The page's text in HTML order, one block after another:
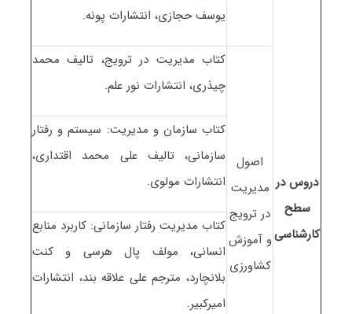
دروس در
سطح
کارشناسی
یوسف حجازی، انتشارات پونه.
اصول
مدیریت
در ترویج
و آموزش
کشاورزی
کتاب مدیریت در ترویج، تالیف محمد
چیذری، انتشارات نور علم.
کتاب سازمان و مدیریت: سیستم و رفتار
سازمانی، تالیف علی محمد اقتداری،
انتشارات مولوی.
کتاب مدیریت رفتار سازمانی: کاربرد منابع
انسانی، مولف پال هرسی و کنت
بلانچارد، مترجم علی علاقه بند، انتشارات
امیرکبیر.